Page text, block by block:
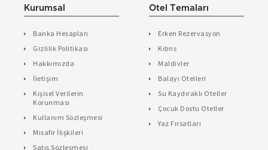
Kurumsal
Banka Hesapları
Gizlilik Politikası
Hakkımızda
İletişim
Kişisel Verilerin
Korunması
Kullanım Sözleşmesi
Misafir İlişkileri
Satış Sözleşmesi
Otel Temaları
Erken Rezervasyon
Kıbrıs
Maldivler
Balayı Otelleri
Su Kaydıraklı Oteller
Çocuk Dostu Oteller
Yaz Fırsatları